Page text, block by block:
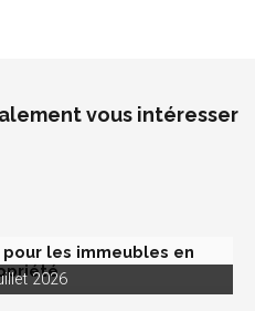
vous intéresser
les immeubles en
2026